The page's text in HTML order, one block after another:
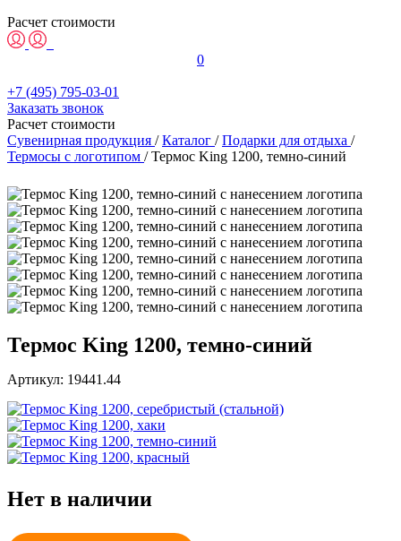
Расчет стоимости
0
+7 (495) 795-03-01
Заказать звонок
Расчет стоимости
Сувенирная продукция / Каталог / Подарки для отдыха /
Термосы с логотипом / Термос King 1200, темно-синий
Термос King 1200, темно-синий
Артикул: 19441.44
Нет в наличии